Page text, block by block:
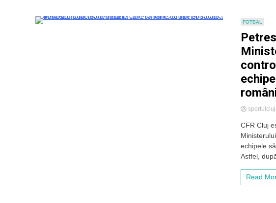
FOTBAL
CFR Cluj
echipele
Astfel,
Read